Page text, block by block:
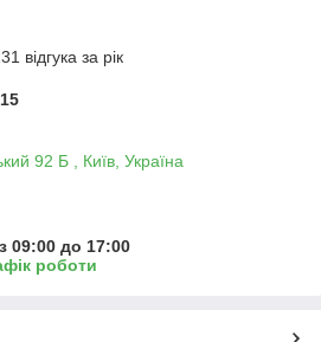
відгука за рік
92 Б , Київ, Україна
09:00 до 17:00
роботи